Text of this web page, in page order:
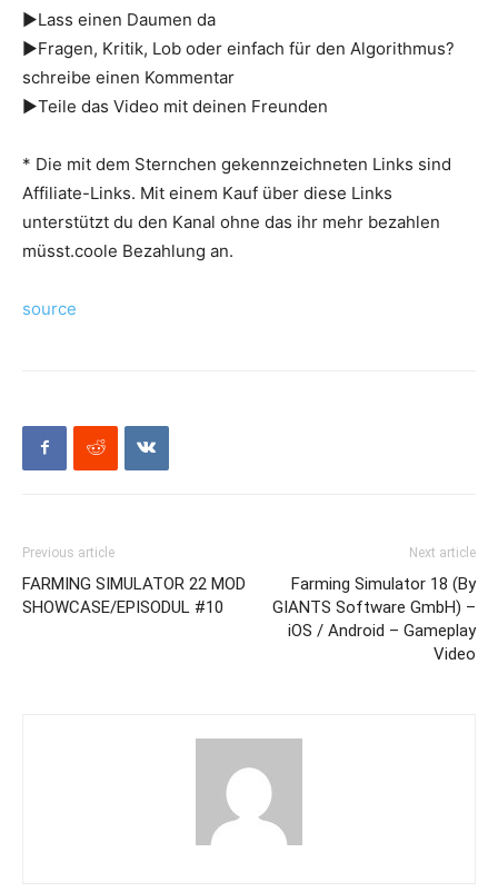
►Lass einen Daumen da
►Fragen, Kritik, Lob oder einfach für den Algorithmus?
schreibe einen Kommentar
►Teile das Video mit deinen Freunden
* Die mit dem Sternchen gekennzeichneten Links sind
Affiliate-Links. Mit einem Kauf über diese Links
unterstützt du den Kanal ohne das ihr mehr bezahlen
müsst.coole Bezahlung an.
source
Previous article
FARMING SIMULATOR 22 MOD
SHOWCASE/EPISODUL #10
Next article
Farming Simulator 18 (By
GIANTS Software GmbH) –
iOS / Android – Gameplay
Video